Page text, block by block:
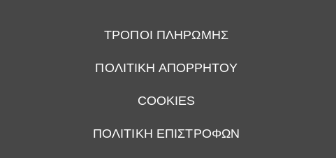
ΤΡΟΠΟΙ ΠΛΗΡΩΜΗΣ
ΠΟΛΙΤΙΚΗ ΑΠΟΡΡΗΤΟΥ
COOKIES
ΠΟΛΙΤΙΚΗ ΕΠΙΣΤΡΟΦΩΝ